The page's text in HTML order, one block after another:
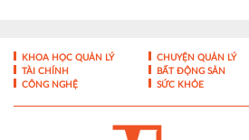
KHOA HỌC QUẢN LÝ CHUYỆN QUẢN LÝ
TÀI CHÍNH
BẤT ĐỘNG SẢN
CÔNG NGHỆ
SỨC KHỎE